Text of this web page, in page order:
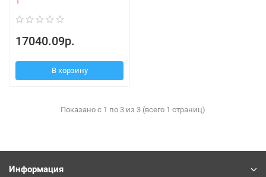
17040.09р.
В корзину
Показано с 1 по 3 из 3 (всего 1 страниц)
Информация